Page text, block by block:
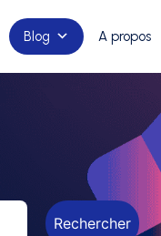
A propos
Blog
Rechercher